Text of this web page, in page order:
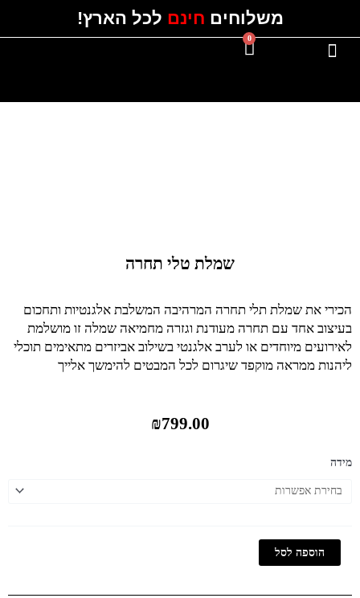
משלוחים חינם לכל הארץ!
0
עגלת
שמלת טלי תחרה
הכירי את שמלת תלי תחרה המרהיבה המשלבת אלגנטיות ותחכום
בעיצוב אחד עם תחרה מעודנת וגזרה מחמיאה שמלה זו מושלמת
לאירועים מיוחדים או לערב אלגנטי בשילוב אביזרים מתאימים תוכלי
ליהנות ממראה מוקפד שיגרום לכל המבטים להימשך אלייך
₪799.00
מידה
כמות
שמלת
הוספה לסל